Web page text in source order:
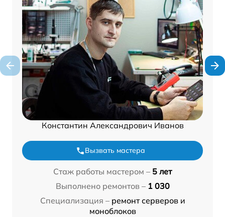
Константин Александрович Иванов
Вызвать мастера
Стаж работы мастером – 5 лет
Выполнено ремонтов – 1 030
Специализация – ремонт серверов и
моноблоков